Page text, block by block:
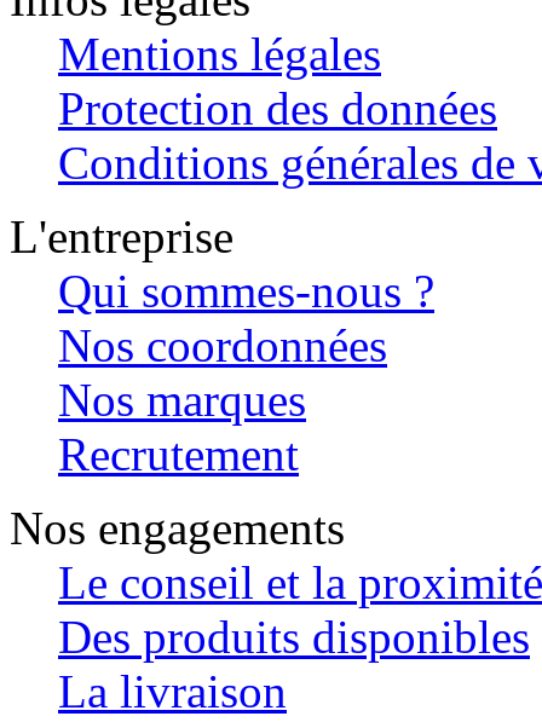
Mentions légales
Protection des données
Conditions générales de
L'entreprise
Qui sommes-nous ?
Nos coordonnées
Nos marques
Recrutement
Nos engagements
Le conseil et la proximité
Des produits disponibles
La livraison